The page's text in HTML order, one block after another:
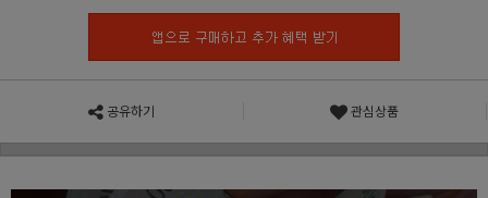
공유하기 관심상품